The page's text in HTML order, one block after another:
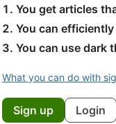
You get articles
You can
You can use dark
What you can do with
Sign up Login